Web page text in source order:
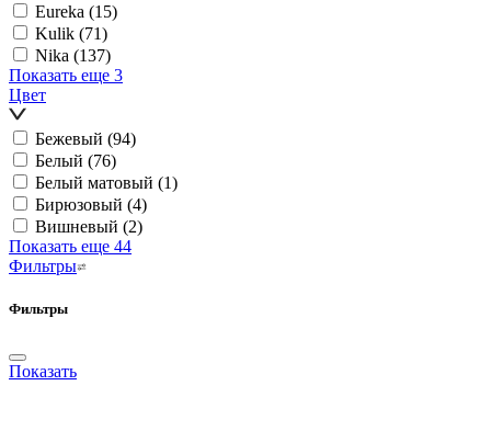
Eureka (15)
Kulik (71)
Nika (137)
Показать еще 3
Цвет
Бежевый (94)
Белый (76)
Белый матовый (1)
Бирюзовый (4)
Вишневый (2)
Показать еще 44
Фильтры
Фильтры
Показать